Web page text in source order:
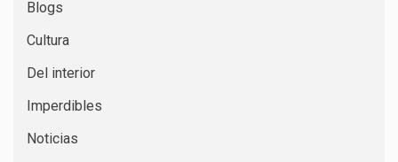
Blogs
Cultura
Del interior
Imperdibles
Noticias